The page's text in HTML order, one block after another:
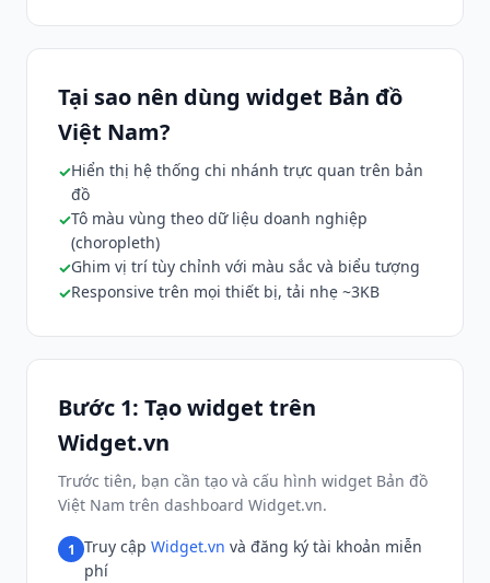
Tại sao nên dùng widget Bản đồ
Việt Nam?
Hiển thị hệ thống chi nhánh trực quan trên bản
đồ
Tô màu vùng theo dữ liệu doanh nghiệp
(choropleth)
Ghim vị trí tùy chỉnh với màu sắc và biểu tượng
Responsive trên mọi thiết bị, tải nhẹ ~3KB
Bước 1: Tạo widget trên
Widget.vn
Trước tiên, bạn cần tạo và cấu hình widget Bản đồ
Việt Nam trên dashboard Widget.vn.
1 Truy cập Widget.vn và đăng ký tài khoản miễn
phí